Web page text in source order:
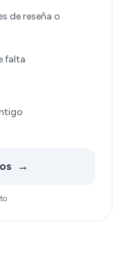
de reseña o
falta
→